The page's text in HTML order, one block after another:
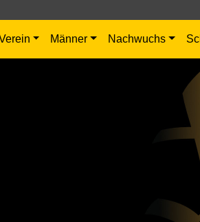
Männer Nachwuchs